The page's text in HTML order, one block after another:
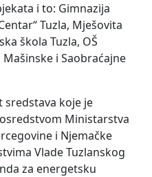
i to: Gimnazija
Tuzla, Mješovita
škola Tuzla, OŠ
Mašinske i Saobraćajne
sredstava koje je
Ministarstva
i Njemačke
Vlade Tuzlanskog
za energetsku